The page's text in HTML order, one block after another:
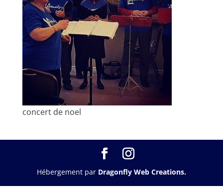
concert de noel
Hébergement par Dragonfly Web Creations.